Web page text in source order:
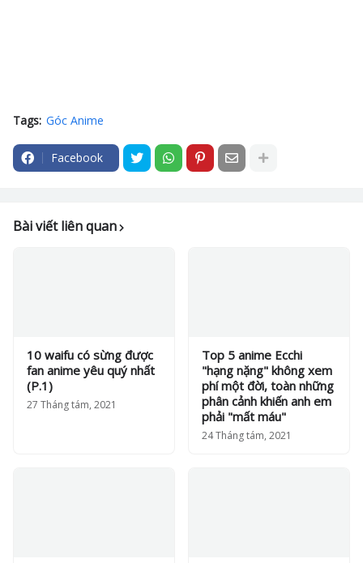
Tags: Góc Anime
Facebook
Bài viết liên quan
10 waifu có sừng được
fan anime yêu quý nhất
(P.1)
27 Tháng tám, 2021
Top 5 anime Ecchi
"hạng nặng" không xem
phí một đời, toàn những
phân cảnh khiến anh em
phải "mất máu"
24 Tháng tám, 2021